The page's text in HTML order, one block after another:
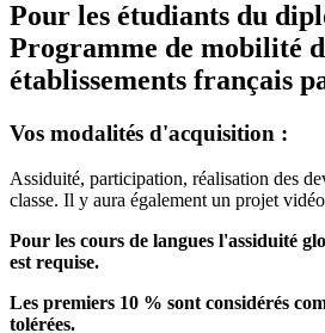
Pour les étudiants du
Programme de mobilité
établissements français
Vos modalités d'acquisition :
Assiduité, participation, réalisation des
classe. Il y aura également un projet
Pour les cours de langues l'assiduité
est requise.
Les premiers 10 % sont considérés
tolérées.